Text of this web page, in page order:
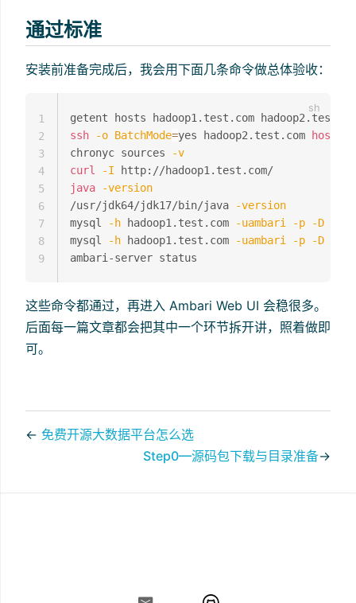
通过标准
安装前准备完成后，我会用下面几条命令做总体验收：
ssh -o BatchMode=yes hadoop2.test.com
chronyc sources
-v
curl
-I
java
-version
/usr/jdk64/jdk17/bin/java
-version
mysql
-h hadoop1.test.com -uambari -p -D
mysql
-h hadoop1.test.com -uambari -p -D
1
2
3
4
5
6
7
8
9
这些命令都通过，再进入 Ambari Web UI 会稳很多。
后面每一篇文章都会把其中一个环节拆开讲，照着做即
可。
← 免费开源大数据平台怎么选
Step0—源码包下载与目录准备→